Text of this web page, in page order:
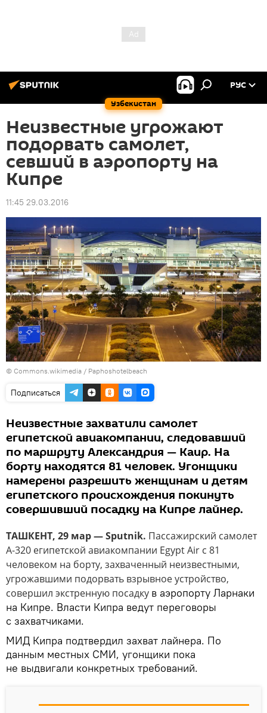
Узбекистан
РУС
Неизвестные угрожают
подорвать самолет,
севший в аэропорту на
Кипре
11:45 29.03.2016
© Commons.wikimedia / Paphoshotelbeach
Подписаться
Неизвестные захватили самолет
египетской авиакомпании, следовавший
по маршруту Александрия — Каир. На
борту находятся 81 человек. Угонщики
намерены разрешить женщинам и детям
египетского происхождения покинуть
совершивший посадку на Кипре лайнер.
ТАШКЕНТ, 29 мар — Sputnik. Пассажирский самолет
А-320 египетской авиакомпании Egypt Air с 81
человеком на борту, захваченный неизвестными,
угрожавшими подорвать взрывное устройство,
совершил экстренную посадку в аэропорту Ларнаки
на Кипре. Власти Кипра ведут переговоры
с захватчиками.
МИД Кипра подтвердил захват лайнера. По
данным местных СМИ, угонщики пока
не выдвигали конкретных требований.